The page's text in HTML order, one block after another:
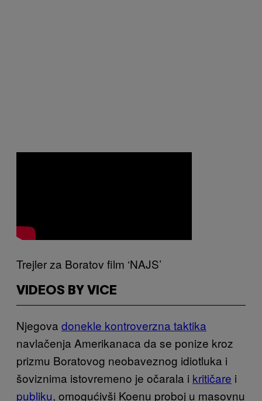
Trejler za Boratov film ‘NAJS’
VIDEOS BY VICE
Njegova donekle kontroverzna taktika
navlačenja Amerikanaca da se ponize kroz
prizmu Boratovog neobaveznog idiotluka i
šoviznima istovremeno je očarala i kritičare i
publiku, omogućivši Koenu proboj u masovnu